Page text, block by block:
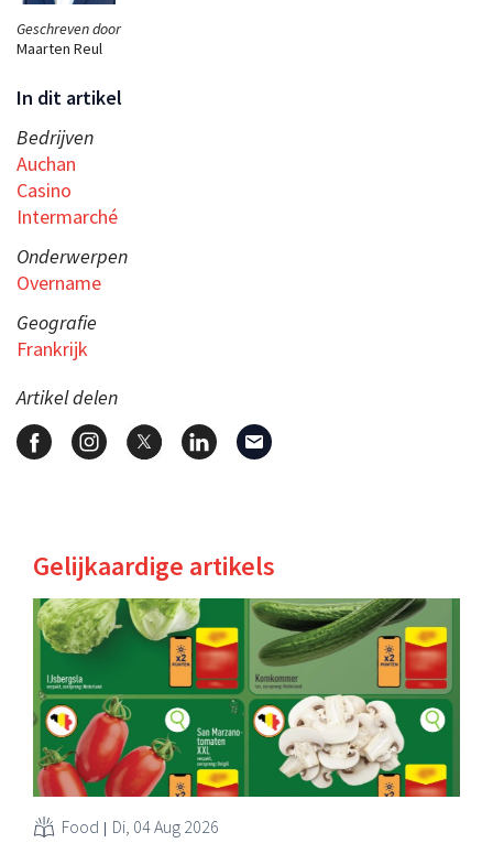
Geschreven door
Maarten Reul
In dit artikel
Bedrijven
Auchan
Casino
Intermarché
Onderwerpen
Overname
Geografie
Frankrijk
Artikel delen
Gelijkaardige artikels
Food Di, 04 Aug 2026